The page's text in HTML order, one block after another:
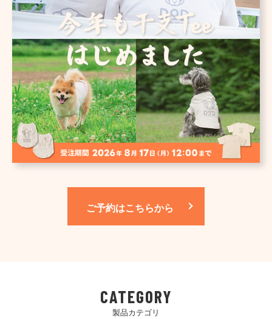
ご予約はこちらから
CATEGORY
製品カテゴリ